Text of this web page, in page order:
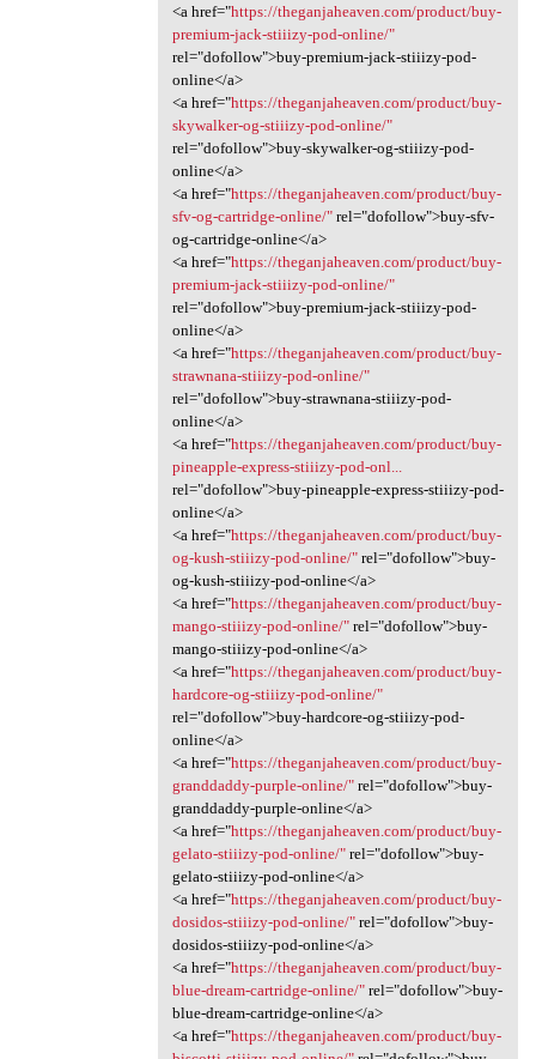
<a href="https://theganjaheaven.com/product/buy-
premium-jack-stiiizy-pod-online/"
rel="dofollow">buy-premium-jack-stiiizy-pod-
online</a>
<a href="https://theganjaheaven.com/product/buy-
skywalker-og-stiiizy-pod-online/"
rel="dofollow">buy-skywalker-og-stiiizy-pod-
online</a>
<a href="https://theganjaheaven.com/product/buy-
sfv-og-cartridge-online/"rel="dofollow">buy-sfv-
og-cartridge-online</a>
<a href="https://theganjaheaven.com/product/buy-
premium-jack-stiiizy-pod-online/"
rel="dofollow">buy-premium-jack-stiiizy-pod-
online</a>
<a href="https://theganjaheaven.com/product/buy-
strawnana-stiiizy-pod-online/"
rel="dofollow">buy-strawnana-stiiizy-pod-
online</a>
<a href="https://theganjaheaven.com/product/buy-
pineapple-express-stiiizy-pod-onl...
rel="dofollow">buy-pineapple-express-stiiizy-pod-
online</a>
<a href="https://theganjaheaven.com/product/buy-
og-kush-stiiizy-pod-online/"rel="dofollow">buy-
og-kush-stiiizy-pod-online</a>
<a href="https://theganjaheaven.com/product/buy-
mango-stiiizy-pod-online/"rel="dofollow">buy-
mango-stiiizy-pod-online</a>
<a href="https://theganjaheaven.com/product/buy-
hardcore-og-stiiizy-pod-online/"
rel="dofollow">buy-hardcore-og-stiiizy-pod-
online</a>
<a href="https://theganjaheaven.com/product/buy-
granddaddy-purple-online/"rel="dofollow">buy-
granddaddy-purple-online</a>
<a href="https://theganjaheaven.com/product/buy-
gelato-stiiizy-pod-online/"rel="dofollow">buy-
gelato-stiiizy-pod-online</a>
<a href="https://theganjaheaven.com/product/buy-
dosidos-stiiizy-pod-online/"rel="dofollow">buy-
dosidos-stiiizy-pod-online</a>
<a href="https://theganjaheaven.com/product/buy-
blue-dream-cartridge-online/"rel="dofollow">buy-
blue-dream-cartridge-online</a>
<a href="https://theganjaheaven.com/product/buy-